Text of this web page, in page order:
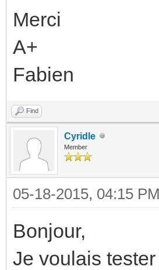
Merci
A+
Fabien
Find
Cyridle
Member
05-18-2015, 04:15 PM
Bonjour,
Je voulais